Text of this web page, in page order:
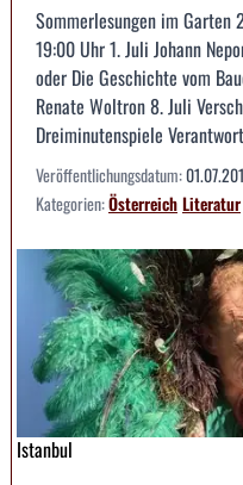
Sommerlesungen im Garten
19:00 Uhr 1. Juli Johann
oder Die Geschichte vom
Renate Woltron 8. Juli
Dreiminutenspiele
Veröffentlichungsdatum:
Kategorien:ÖsterreichLiteratur
Istanbul